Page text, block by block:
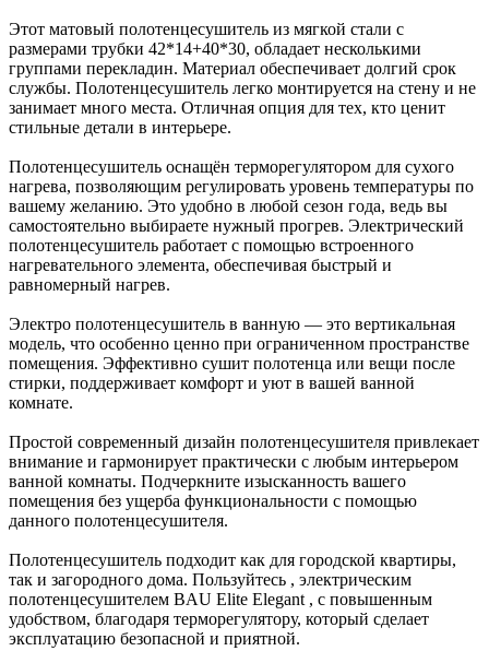
Этот матовый полотенцесушитель из мягкой стали с
размерами трубки 42*14+40*30, обладает несколькими
группами перекладин. Материал обеспечивает долгий срок
службы. Полотенцесушитель легко монтируется на стену и не
занимает много места. Отличная опция для тех, кто ценит
стильные детали в интерьере.
Полотенцесушитель оснащён терморегулятором для сухого
нагрева, позволяющим регулировать уровень температуры по
вашему желанию. Это удобно в любой сезон года, ведь вы
самостоятельно выбираете нужный прогрев. Электрический
полотенцесушитель работает с помощью встроенного
нагревательного элемента, обеспечивая быстрый и
равномерный нагрев.
Электро полотенцесушитель в ванную — это вертикальная
модель, что особенно ценно при ограниченном пространстве
помещения. Эффективно сушит полотенца или вещи после
стирки, поддерживает комфорт и уют в вашей ванной
комнате.
Простой современный дизайн полотенцесушителя привлекает
внимание и гармонирует практически с любым интерьером
ванной комнаты. Подчеркните изысканность вашего
помещения без ущерба функциональности с помощью
данного полотенцесушителя.
Полотенцесушитель подходит как для городской квартиры,
так и загородного дома. Пользуйтесь , электрическим
полотенцесушителем BAU Elite Elegant , с повышенным
удобством, благодаря терморегулятору, который сделает
эксплуатацию безопасной и приятной.